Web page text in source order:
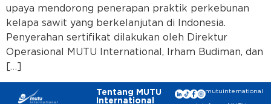
upaya mendorong penerapan praktik perkebunan
kelapa sawit yang berkelanjutan di Indonesia.
Penyerahan sertifikat dilakukan oleh Direktur
Operasional MUTU International, Irham Budiman, dan
[…]
Tentang MUTU
International
mutuinternational